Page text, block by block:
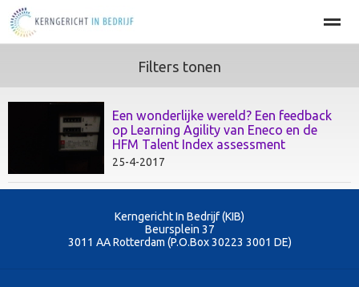
BEDRIJFSOPTIMALISATIE
Agenda Nieuws Zoeken
Filters tonen
Een wonderlijke wereld? Een feedback
op Learning Agility van Eneco en de
HFM Talent Index assessment
25-4-2017
Kerngericht In Bedrijf (KIB)
Beursplein 37
3011 AA Rotterdam (P.O.Box 30223 3001 DE)